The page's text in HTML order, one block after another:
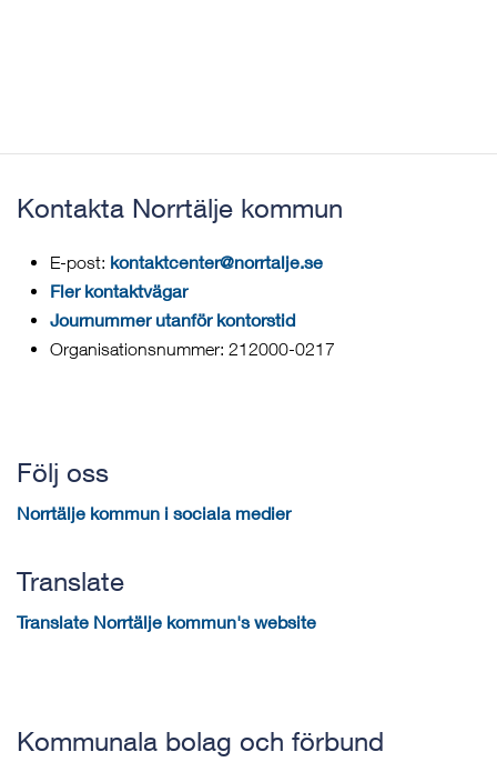
Kontakta Norrtälje kommun
E-post: kontaktcenter@norrtalje.se
Fler kontaktvägar
Journummer utanför kontorstid
Organisationsnummer: 212000-0217
Följ oss
Norrtälje kommun i sociala medier
Translate
Translate Norrtälje kommun's website
Kommunala bolag och förbund